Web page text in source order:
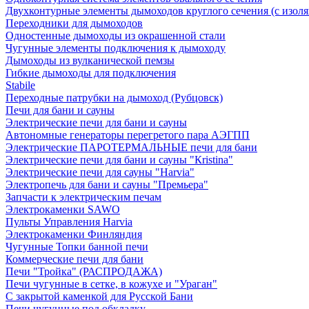
Двухконтурные элементы дымоходов круглого сечения (с
Переходники для дымоходов
Одностенные дымоходы из окрашенной стали
Чугунные элементы подключения к дымоходу
Дымоходы из вулканической пемзы
Гибкие дымоходы для подключения
Stabile
Переходные патрубки на дымоход (Рубцовск)
Печи для бани и сауны
Электрические печи для бани и сауны
Автономные генераторы перегретого пара АЭГПП
Электрические ПАРОТЕРМАЛЬНЫЕ печи для бани
Электрические печи для бани и сауны "Кristina"
Электрические печи для сауны "Harvia"
Электропечь для бани и сауны "Премьера"
Запчасти к электрическим печам
Электрокаменки SAWO
Пульты Управления Harvia
Электрокаменки Финляндия
Чугунные Топки банной печи
Коммерческие печи для бани
Печи "Тройка" (РАСПРОДАЖА)
Печи чугунные в сетке, в кожухе и "Ураган"
С закрытой каменкой для Русской Бани